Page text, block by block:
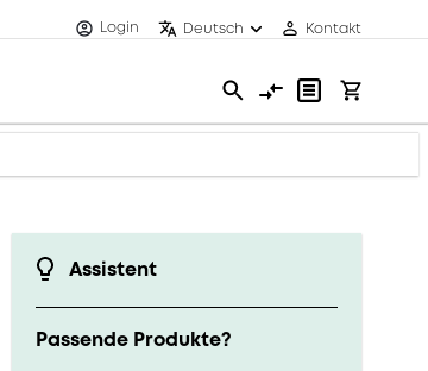
Login Deutsch Kontakt
Assistent
Passende Produkte?